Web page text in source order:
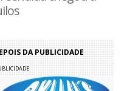
DA PUBLICIDADE